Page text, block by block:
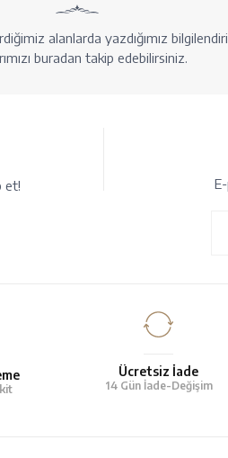
alanlarda yazdığımız
buradan takip edebilirsiniz.
et!
Ücretsiz İade
14 Gün İade-Değişim